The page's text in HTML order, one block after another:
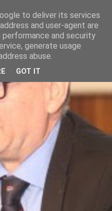
to deliver its services
and user-agent are
and security
generate usage
abuse.
GOT IT